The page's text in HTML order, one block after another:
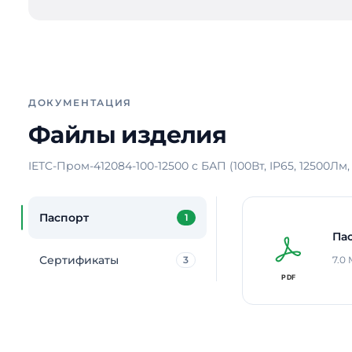
ДОКУМЕНТАЦИЯ
Файлы изделия
IETC-Пром-412084-100-12500 с БАП (100Вт, IP65,
Паспорт 1
Сертификаты 3 7.0